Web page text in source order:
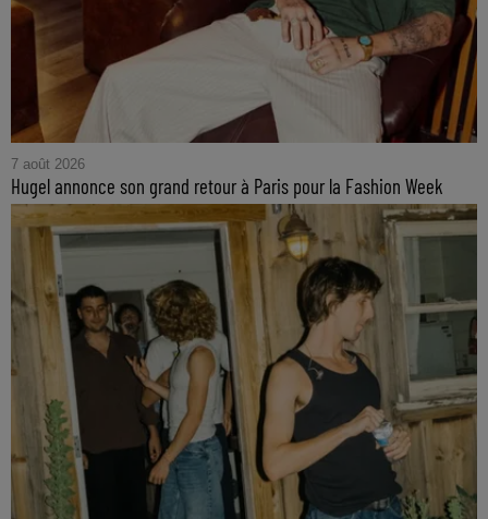
7 août 2026
Hugel annonce son grand retour à Paris pour la Fashion Week